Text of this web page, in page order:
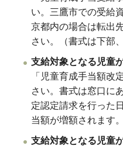
い。三鷹市での受給
京都内の場合は転出
さい。（書式は下部
支給対象となる児童
「 児童育成手当額改
さい。書式は窓口に
定認定請求を行った
当額が増額されます。
支給対象となる児童